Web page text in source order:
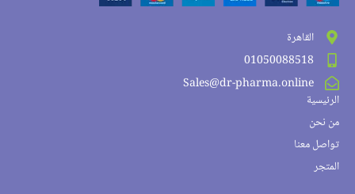
القاهرة
01050088518
Sales@dr-pharma.online
الرئيسية
من نحن
تواصل معنا
المتجر